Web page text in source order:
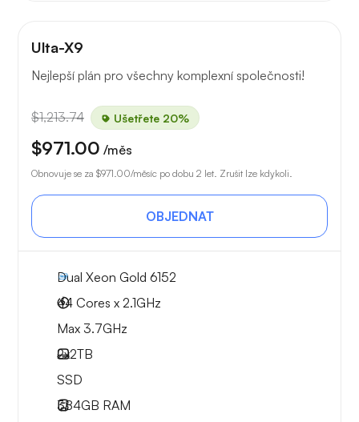
Ulta-X9
Nejlepší plán pro všechny komplexní společnosti!
$1,213.74 Ušetřete 20%
$971.00 /měs
Obnovuje se za $971.00/měsíc po dobu 2 let. Zrušit lze kdykoli.
OBJEDNAT
Dual Xeon Gold 6152
44 Cores x 2.1GHz
Max 3.7GHz
2x2TB
SSD
384GB RAM